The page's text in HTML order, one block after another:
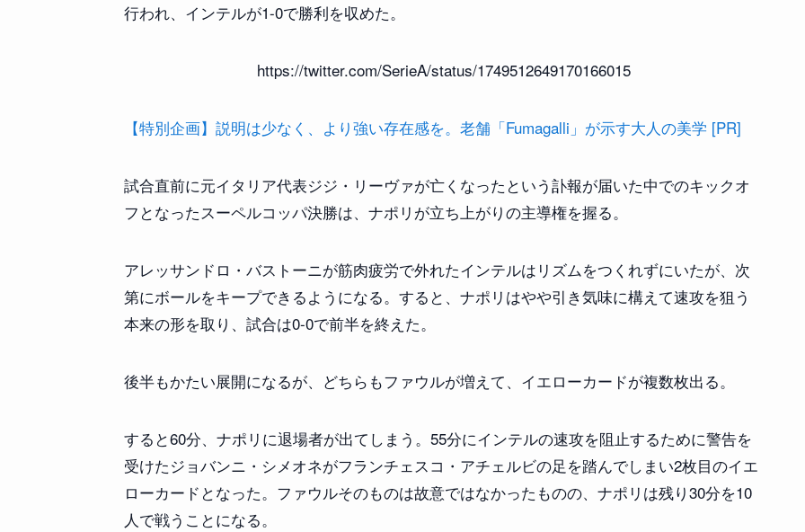
行われ、インテルが1-0で勝利を収めた。
https://twitter.com/SerieA/status/1749512649170166015
【特別企画】説明は少なく、より強い存在感を。老舗「Fumagalli」が示す大人の美学 [PR]
試合直前に元イタリア代表ジジ・リーヴァが亡くなったという訃報が届いた中でのキックオ
フとなったスーペルコッパ決勝は、ナポリが立ち上がりの主導権を握る。
アレッサンドロ・バストーニが筋肉疲労で外れたインテルはリズムをつくれずにいたが、次
第にボールをキープできるようになる。すると、ナポリはやや引き気味に構えて速攻を狙う
本来の形を取り、試合は0-0で前半を終えた。
後半もかたい展開になるが、どちらもファウルが増えて、イエローカードが複数枚出る。
すると60分、ナポリに退場者が出てしまう。55分にインテルの速攻を阻止するために警告を
受けたジョバンニ・シメオネがフランチェスコ・アチェルビの足を踏んでしまい2枚目のイエ
ローカードとなった。ファウルそのものは故意ではなかったものの、ナポリは残り30分を10
人で戦うことになる。